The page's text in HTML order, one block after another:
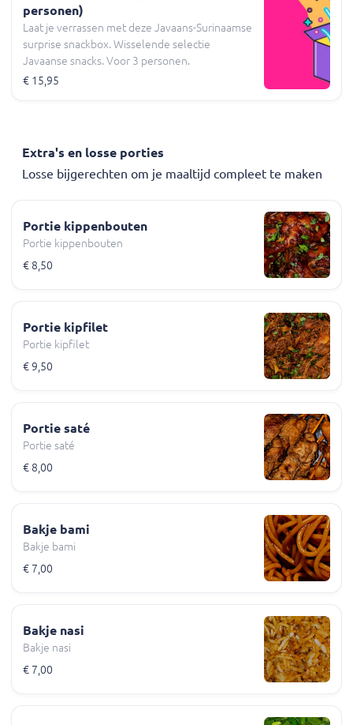
personen)
Laat je verrassen met deze Javaans-Surinaamse
surprise snackbox. Wisselende selectie
Javaanse snacks. Voor 3 personen.
€ 15,95
Extra's en losse porties
Losse bijgerechten om je maaltijd compleet te maken
Portie kippenbouten
Portie kippenbouten
€ 8,50
Portie kipfilet
Portie kipfilet
€ 9,50
Portie saté
Portie saté
€ 8,00
Bakje bami
Bakje bami
€ 7,00
Bakje nasi
Bakje nasi
€ 7,00